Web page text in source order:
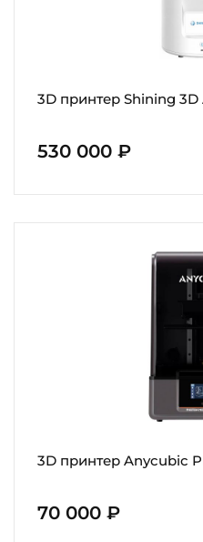
3D принтер Shining 3D
530 000 ₽
3D принтер Anycubic
70 000 ₽